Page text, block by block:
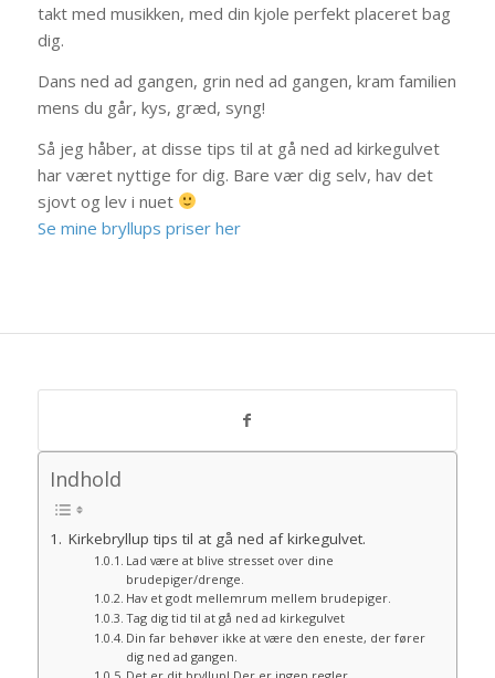
takt med musikken, med din kjole perfekt placeret bag
dig.
Dans ned ad gangen, grin ned ad gangen, kram familien
mens du går, kys, græd, syng!
Så jeg håber, at disse tips til at gå ned ad kirkegulvet
har været nyttige for dig. Bare vær dig selv, hav det
sjovt og lev i nuet
Se mine bryllups priser her
Indhold
Kirkebryllup tips til at gå ned af kirkegulvet.
Lad være at blive stresset over dine
brudepiger/drenge.
Hav et godt mellemrum mellem brudepiger.
Tag dig tid til at gå ned ad kirkegulvet
Din far behøver ikke at være den eneste, der fører
dig ned ad gangen.